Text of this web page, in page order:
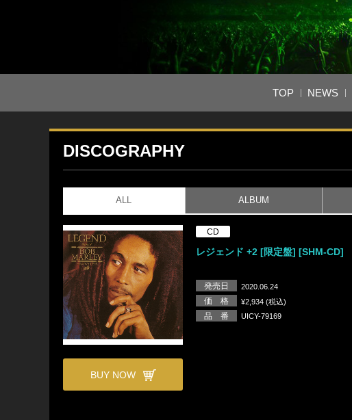
TOP NEWS
DISCOGRAPHY
ALL ALBUM
BUY NOW
CD
レジェンド +2 [限定盤] [SHM-CD]
発売日 2020.06.24
価 格 ¥2,934 (税込)
品 番 UICY-79169